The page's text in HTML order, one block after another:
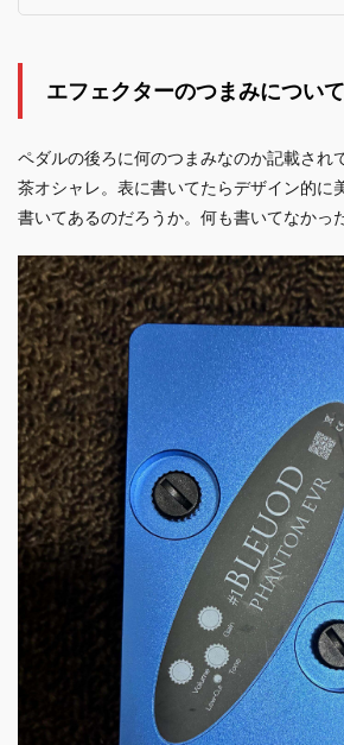
エフェクターのつまみについて
ペダルの後ろに何のつまみなのか記載され
茶オシャレ。表に書いてたらデザイン的に
書いてあるのだろうか。何も書いてなかっ